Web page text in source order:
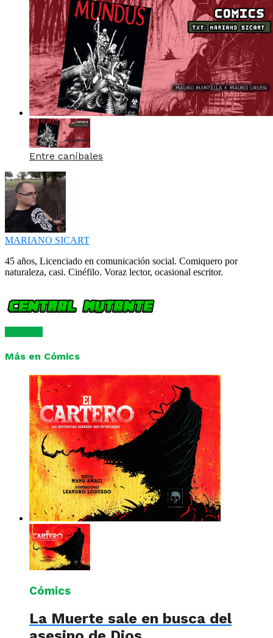
Entre caníbales
MARIANO SICART
45 años, Licenciado en comunicación social. Comiquero por
naturaleza, casi. Cinéfilo. Voraz lector, ocasional escritor.
Más en Cómics
Cómics
La Muerte sale en busca del